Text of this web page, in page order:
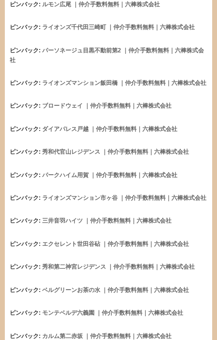
ピンバック: ルモン広尾 ｜仲介手数料無料｜六棒株式会社
ピンバック: ライオンズ千代田三崎町 ｜仲介手数料無料｜六棒株式会社
ピンバック: パーソネージュ目黒不動前第2 ｜仲介手数料無料｜六棒株式会
社
ピンバック: ライオンズマンション飯田橋 ｜仲介手数料無料｜六棒株式会社
ピンバック: ブロードウェイ ｜仲介手数料無料｜六棒株式会社
ピンバック: ダイアパレス戸越 ｜仲介手数料無料｜六棒株式会社
ピンバック: 秀和代官山レジデンス ｜仲介手数料無料｜六棒株式会社
ピンバック: パークハイム用賀 ｜仲介手数料無料｜六棒株式会社
ピンバック: ライオンズマンション市ヶ谷 ｜仲介手数料無料｜六棒株式会社
ピンバック: 三井音羽ハイツ ｜仲介手数料無料｜六棒株式会社
ピンバック: エクセレント世田谷砧 ｜仲介手数料無料｜六棒株式会社
ピンバック: 秀和第二神宮レジデンス ｜仲介手数料無料｜六棒株式会社
ピンバック: ベルグリーンお茶の水 ｜仲介手数料無料｜六棒株式会社
ピンバック: モンテベルデ六義園 ｜仲介手数料無料｜六棒株式会社
ピンバック: カルム第二赤坂 ｜仲介手数料無料｜六棒株式会社